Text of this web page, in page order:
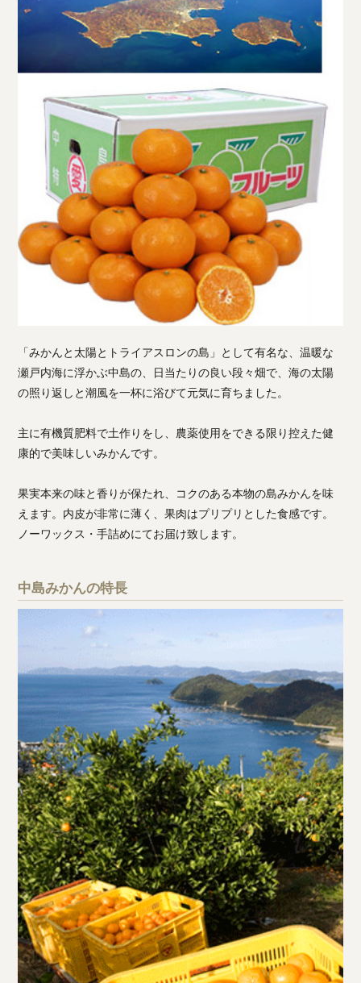
「みかんと太陽とトライアスロンの島」として有名な、温暖な
瀬戸内海に浮かぶ中島の、日当たりの良い段々畑で、海の太陽
の照り返しと潮風を一杯に浴びて元気に育ちました。
主に有機質肥料で土作りをし、農薬使用をできる限り控えた健
康的で美味しいみかんです。
果実本来の味と香りが保たれ、コクのある本物の島みかんを味
えます。内皮が非常に薄く、果肉はプリプリとした食感です。
ノーワックス・手詰めにてお届け致します。
中島みかんの特長